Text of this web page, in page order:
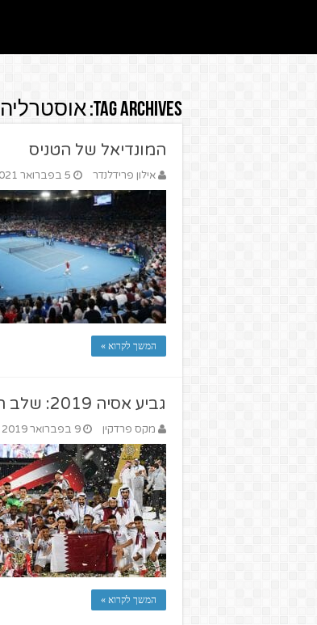
Tag Archives: אוסטרליה
המונדיאל של הטניס
אילון פרידלנדר 5 בפברואר 2021
המשך לקרוא »
גביע אסיה 2019: שלב הסיכומים
מקס פרדקין 9 בפברואר 2019
המשך לקרוא »